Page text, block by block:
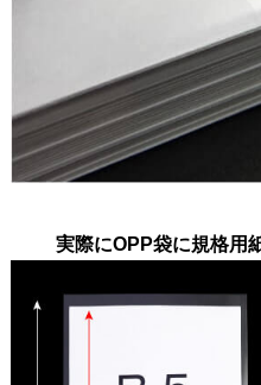
実際にOPP袋に規格用